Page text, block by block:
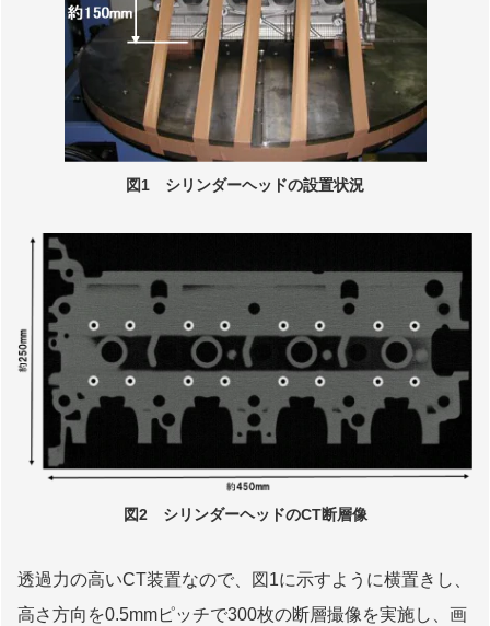
図1 シリンダーヘッドの設置状況
図2 シリンダーヘッドのCT断層像
透過力の高いCT装置なので、図1に示すように横置きし、
高さ方向を0.5mmピッチで300枚の断層撮像を実施し、画